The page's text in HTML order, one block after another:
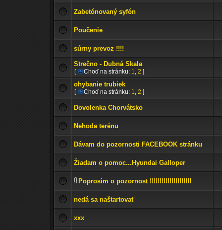
Zabetónovaný syfón
Poučenie
súrny prevoz !!!!
Strečno - Dubná Skala
[ Choď na stránku: 1, 2 ]
ohybanie trubiek
[ Choď na stránku: 1, 2 ]
Dovolenka Chorvátsko
Nehoda terénu
Dávam do pozornosti FACEBOOK stránku
Žiadam o pomoc...Hyundai Galloper
Poprosim o pozornost !!!!!!!!!!!!!!!!!!!!!
nedá sa naštartovať
xxx